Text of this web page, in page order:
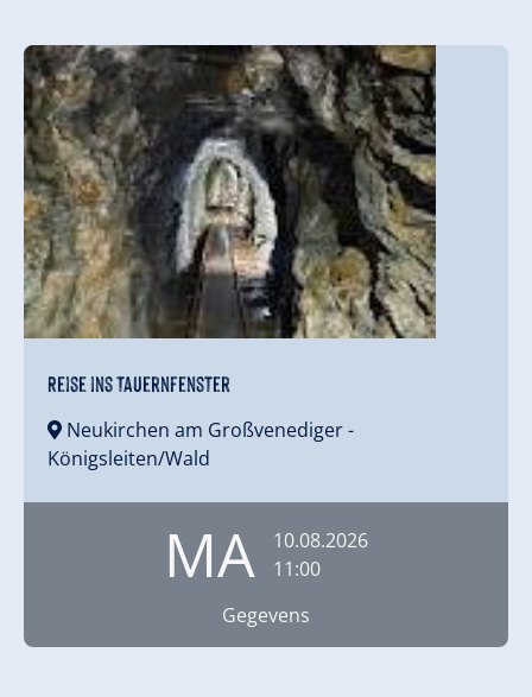
Reise ins Tauernfenster
Neukirchen am Großvenediger-
Königsleiten/Wald
MA
10.08.2026
11:00
Gegevens